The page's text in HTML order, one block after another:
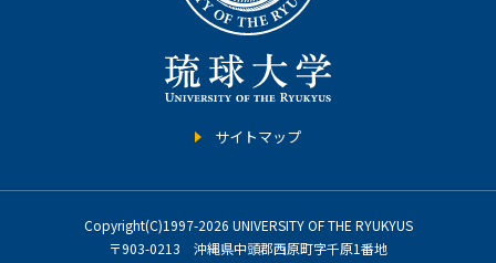
サイトマップ
Copyright(C)1997-2026 UNIVERSITY OF THE RYUKYUS
〒903-0213 沖縄県中頭郡西原町字千原1番地